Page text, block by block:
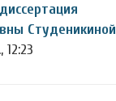
Студеникиной
12:23